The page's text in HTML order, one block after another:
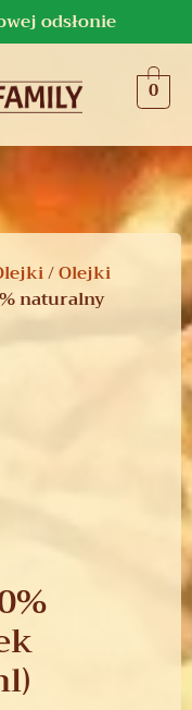
odsłonie
0
/Olejki
naturalny